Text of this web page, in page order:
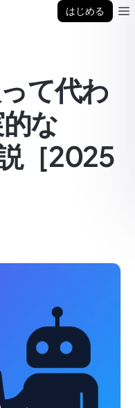
はじめる
て代わ
な
［2025